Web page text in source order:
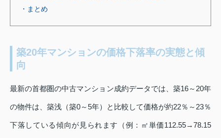
・まとめ
築20年マンションの価格下落率の実態と傾
向
最新の首都圏の中古マンション成約データでは、築16～20年
の物件は、築浅（築0～5年）と比較して価格が約22％～23％
下落している傾向が見られます（例：㎡単価112.55→78.15